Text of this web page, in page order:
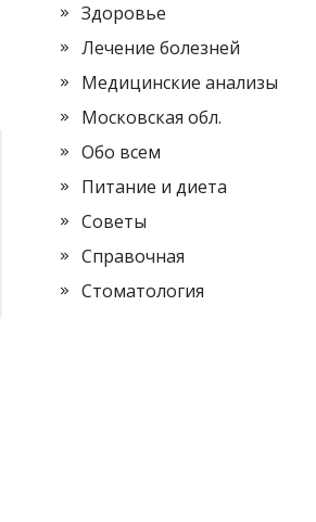
Здоровье
Лечение болезней
Медицинские анализы
Московская обл.
Обо всем
Питание и диета
Советы
Справочная
Стоматология